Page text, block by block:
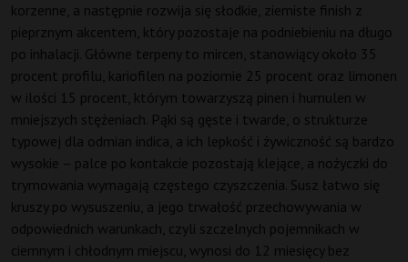
korzenne, a następnie rozwija się słodkie, ziemiste finish z
pieprznym akcentem, który pozostaje na podniebieniu na długo
po inhalacji. Główne terpeny to mircen, stanowiący około 35
procent profilu, kariofilen na poziomie 25 procent oraz limonen
w ilości 15 procent, którym towarzyszą pinen i humulen w
mniejszych stężeniach. Pąki są gęste i twarde, o strukturze
typowej dla odmian indica, a ich lepkość i żywiczność są bardzo
wysokie – palce po kontakcie pozostają klejące, a nożyczki do
trymowania wymagają częstego czyszczenia. Susz łatwo się
kruszy po wysuszeniu, a jego trwałość przechowywania w
odpowiednich warunkach, czyli szczelnych pojemnikach w
ciemnym i chłodnym miejscu, wynosi do 12 miesięcy bez